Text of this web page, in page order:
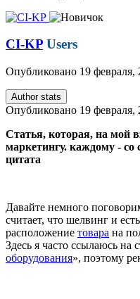
CI-KP Users
Опубликовано 19 февраля,
Author stats
Опубликовано 19 февраля,
Статья, которая, на мой
маркетингу. каждому - со
цитата
Давайте немного
считает, что шелвинг и
расположение товара на
Здесь я часто ссылаюсь на
оборудования», поэтому